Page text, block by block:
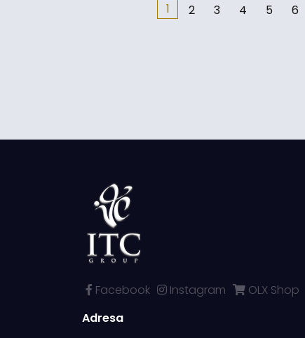
1 2 3 4 5 6
Facebook Instagram
OLX Shop
Adresa